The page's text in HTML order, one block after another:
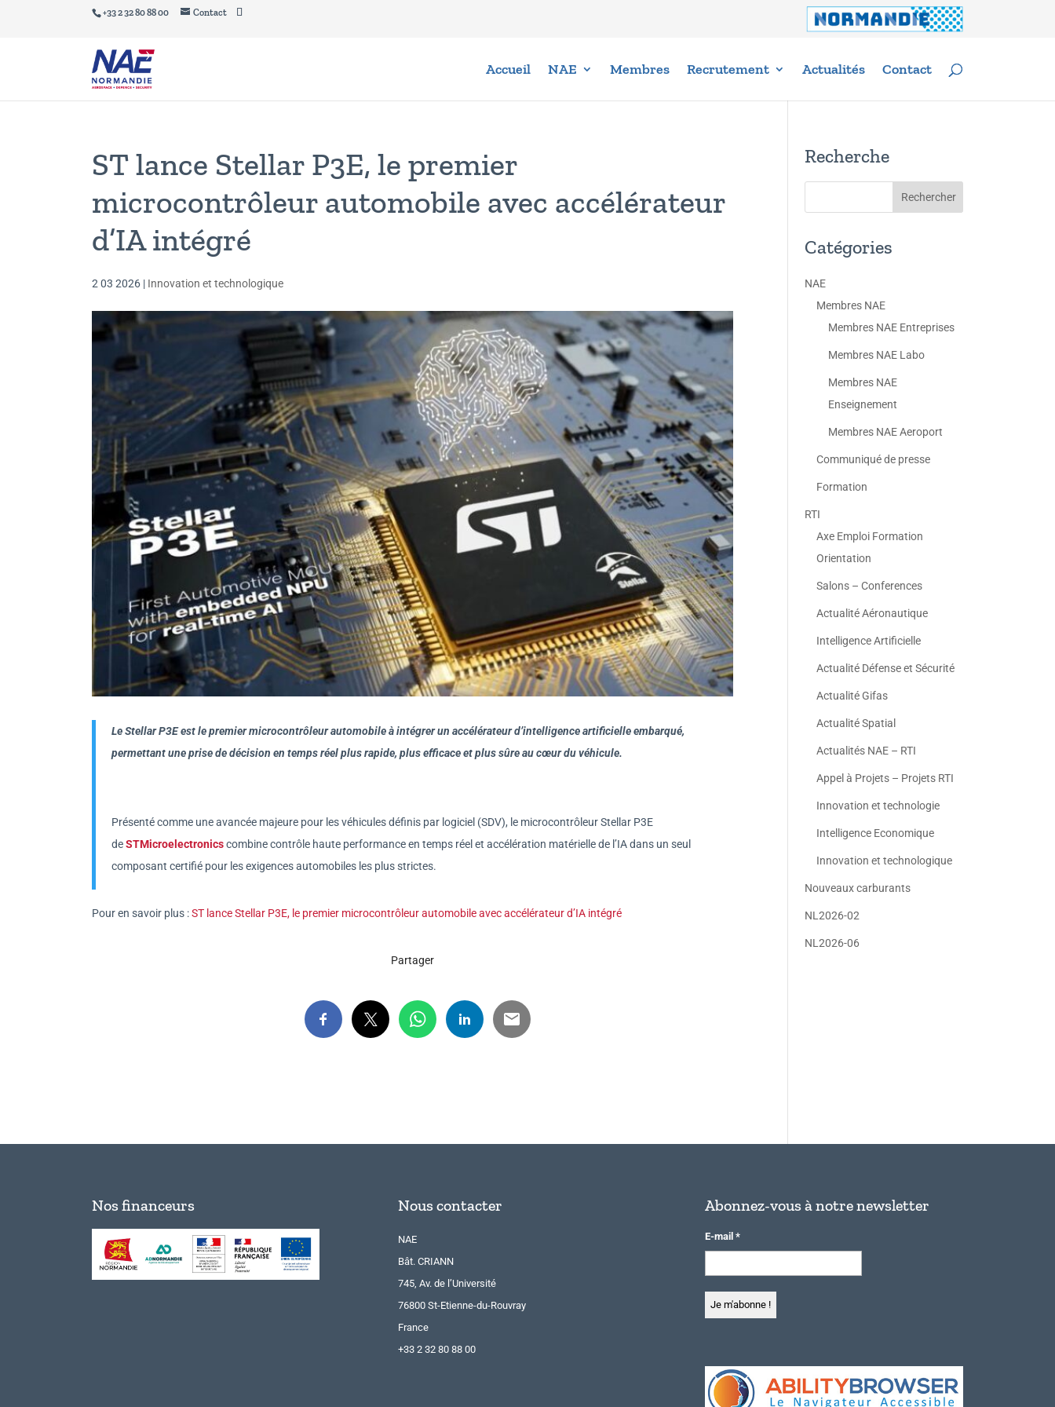
+33 2 32 80 88 00 Contact
Accueil NAE Membres Recrutement Actualités Contact
ST lance Stellar P3E, le premier
microcontrôleur automobile avec accélérateur
d’IA intégré
2 03 2026 | Innovation et technologique
Le Stellar P3E est le premier microcontrôleur automobile à intégrer un accélérateur d’intelligence artificielle embarqué,
permettant une prise de décision en temps réel plus rapide, plus efficace et plus sûre au cœur du véhicule.
Présenté comme une avancée majeure pour les véhicules définis par logiciel (SDV), le microcontrôleur Stellar P3E
deSTMicroelectronicscombine contrôle haute performance en temps réel et accélération matérielle de l’IA dans un seul
composant certifié pour les exigences automobiles les plus strictes.
Pour en savoir plus :ST lance Stellar P3E, le premier microcontrôleur automobile avec accélérateur d’IA intégré
Partager
Recherche
Catégories
NAE
Membres NAE
Membres NAE Entreprises
Membres NAE Labo
Membres NAE
Enseignement
Membres NAE Aeroport
Communiqué de presse
Formation
RTI
Axe Emploi Formation
Orientation
Salons – Conferences
Actualité Aéronautique
Intelligence Artificielle
Actualité Défense et Sécurité
Actualité Gifas
Actualité Spatial
Actualités NAE – RTI
Appel à Projets – Projets RTI
Innovation et technologie
Intelligence Economique
Innovation et technologique
Nouveaux carburants
NL2026-02
NL2026-06
Nos financeurs Nous contacter
NAE
Bât. CRIANN
745, Av. de l’Université
76800 St-Etienne-du-Rouvray
France
+33 2 32 80 88 00
Abonnez-vous à notre newsletter
E-mail *